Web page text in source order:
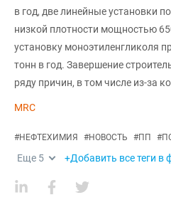
в год, две линейные установки
низкой плотности мощностью
установку моноэтиленгликоля
тонн в год. Завершение
ряду причин, в том числе из-за
MRC
#НЕФТЕХИМИЯ #НОВОСТЬ #ПП #
Еще 5 +Добавить все теги в